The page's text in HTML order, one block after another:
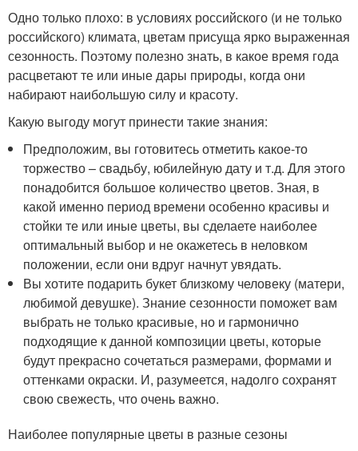
Одно только плохо: в условиях российского (и не только
российского) климата, цветам присуща ярко выраженная
сезонность. Поэтому полезно знать, в какое время года
расцветают те или иные дары природы, когда они
набирают наибольшую силу и красоту.
Какую выгоду могут принести такие знания:
Предположим, вы готовитесь отметить какое-то
торжество – свадьбу, юбилейную дату и т.д. Для этого
понадобится большое количество цветов. Зная, в
какой именно период времени особенно красивы и
стойки те или иные цветы, вы сделаете наиболее
оптимальный выбор и не окажетесь в неловком
положении, если они вдруг начнут увядать.
Вы хотите подарить букет близкому человеку (матери,
любимой девушке). Знание сезонности поможет вам
выбрать не только красивые, но и гармонично
подходящие к данной композиции цветы, которые
будут прекрасно сочетаться размерами, формами и
оттенками окраски. И, разумеется, надолго сохранят
свою свежесть, что очень важно.
Наиболее популярные цветы в разные сезоны